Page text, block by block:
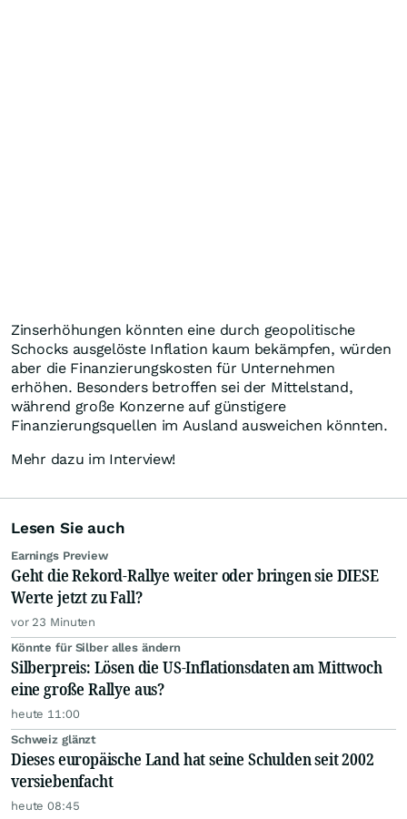
Zinserhöhungen könnten eine durch geopolitische
Schocks ausgelöste Inflation kaum bekämpfen, würden
aber die Finanzierungskosten für Unternehmen
erhöhen. Besonders betroffen sei der Mittelstand,
während große Konzerne auf günstigere
Finanzierungsquellen im Ausland ausweichen könnten.
Mehr dazu im Interview!
Lesen Sie auch
Earnings Preview
Geht die Rekord-Rallye weiter oder bringen sie DIESE
Werte jetzt zu Fall?
vor 23 Minuten
Könnte für Silber alles ändern
Silberpreis: Lösen die US-Inflationsdaten am Mittwoch
eine große Rallye aus?
heute 11:00
Schweiz glänzt
Dieses europäische Land hat seine Schulden seit 2002
versiebenfacht
heute 08:45